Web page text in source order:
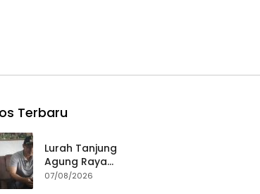
Terbaru
Lurah Tanjung
Agung Raya
Berikan Klarifikasi
07/08/2026